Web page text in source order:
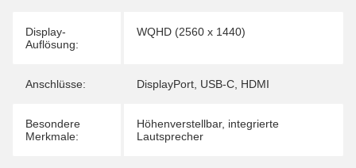
Display-
Auflösung:
WQHD (2560 x 1440)
Anschlüsse: DisplayPort USB-C HDMI
Besondere
Merkmale:
Höhenverstellbar, integrierte
Lautsprecher